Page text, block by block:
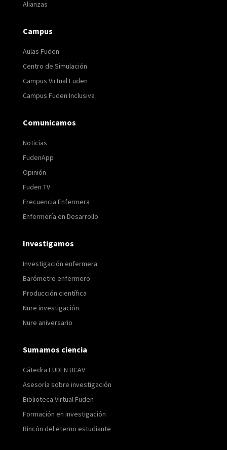
Alianzas
Campus
Aulas Fuden
Centro de Simulación
Campus Virtual Fuden
Campus Fuden Inclusiva
Comunicamos
Noticias
FudenApp
Opinión
Fuden TV
Frecuencia Enfermera
Enfermería en Desarrollo
Investigamos
Investigación enfermera
Barómetro enfermero
Producción científica
Nure investigación
Nure aniversario
Sumamos ciencia
Cátedra FUDEN UCAV
Asesoría sobre investigación
Biblioteca Virtual Fuden
Formación en investigación
Rincón del eterno estudiante